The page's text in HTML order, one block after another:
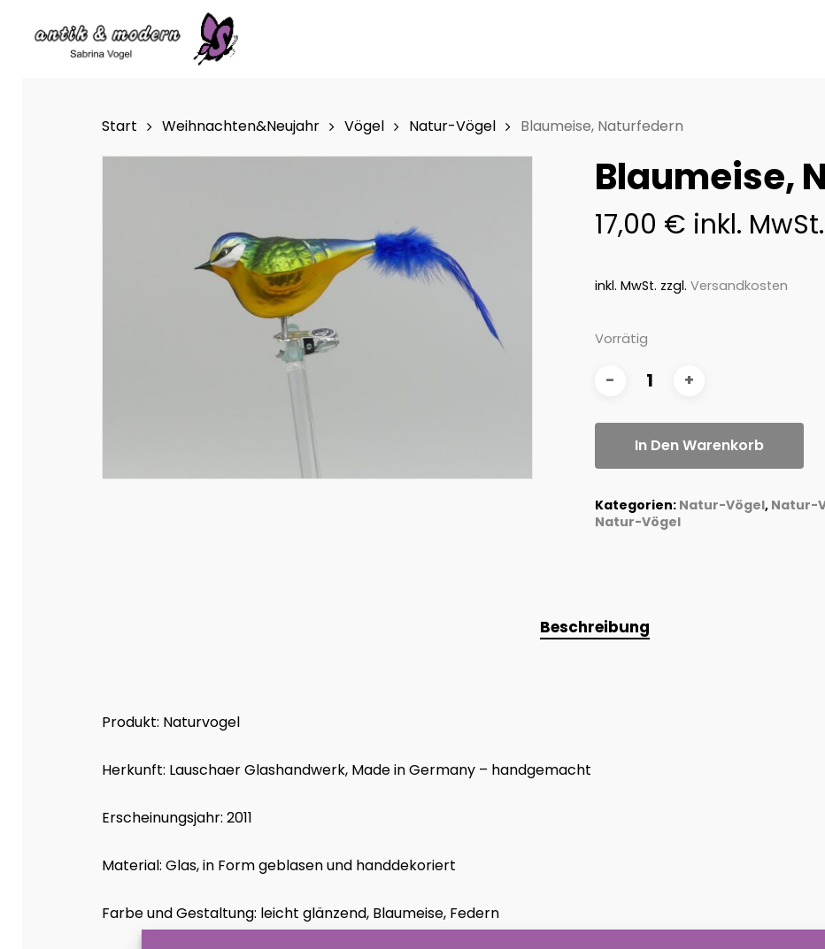
Start Weihnachten&Neujahr Vögel Natur-Vögel Blaumeise, Naturfedern
Blaumeise,
17,00 € inkl. MwSt.
inkl. MwSt. zzgl. Versandkosten
Vorrätig
In Den Warenkorb
Kategorien: Natur-Vögel, Natur-
Natur-Vögel
Beschreibung
Produkt: Naturvogel
Herkunft: Lauschaer Glashandwerk, Made in Germany – handgemacht
Erscheinungsjahr: 2011
Material: Glas, in Form geblasen und handdekoriert
Farbe und Gestaltung: leicht glänzend, Blaumeise, Federn